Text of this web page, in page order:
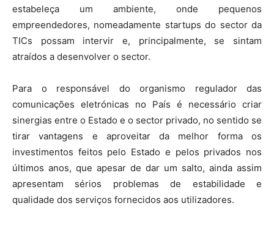
estabeleça um ambiente, onde pequenos
empreendedores, nomeadamente startups do sector da
TICs possam intervir e, principalmente, se sintam
atraídos a desenvolver o sector.
Para o responsável do organismo regulador das
comunicações eletrónicas no País é necessário criar
sinergias entre o Estado e o sector privado, no sentido se
tirar vantagens e aproveitar da melhor forma os
investimentos feitos pelo Estado e pelos privados nos
últimos anos, que apesar de dar um salto, ainda assim
apresentam sérios problemas de estabilidade e
qualidade dos serviços fornecidos aos utilizadores.